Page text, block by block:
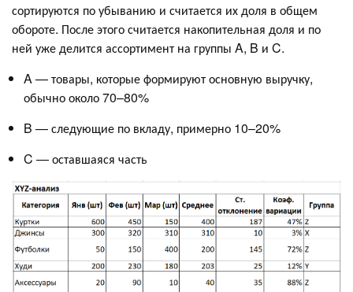
сортируются по убыванию и считается их доля в общем
обороте. После этого считается накопительная доля и по
ней уже делится ассортимент на группы A, B и C.
A — товары, которые формируют основную выручку,
обычно около 70–80%
B — следующие по вкладу, примерно 10–20%
C — оставшаяся часть